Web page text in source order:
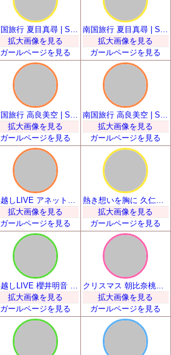
拡大画像を見る
ガールページを見る
拡大画像を見る
ガールページを見る
拡大画像を見る
ガールページを見る
拡大画像を見る
ガールページを見る
拡大画像を見る
ガールページを見る
拡大画像を見る
ガールページを見る
拡大画像を見る
ガールページを見る
クリスマス 朝比奈桃子 | SSR
拡大画像を見る
ガールページを見る